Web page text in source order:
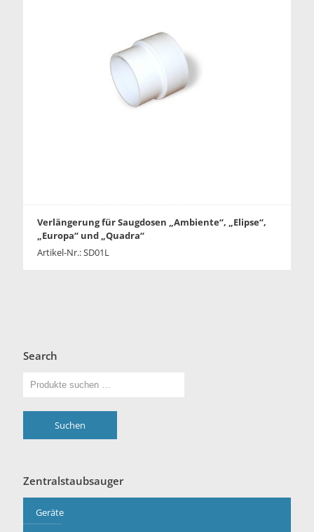
Verlängerung für Saugdosen „Ambiente“, „Elipse“,
„Europa“ und „Quadra“
Artikel-Nr.: SD01L
Search
Suchen
Zentralstaubsauger
Geräte